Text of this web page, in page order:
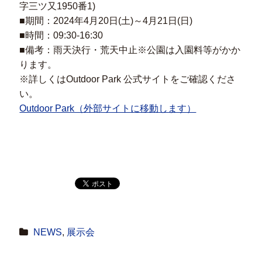
字三ツ又1950番1)
■期間：2024年4月20日(土)～4月21日(日)
■時間：09:30-16:30
■備考：雨天決行・荒天中止※公園は入園料等がかか
ります。
※詳しくはOutdoor Park 公式サイトをご確認くださ
い。
Outdoor Park（外部サイトに移動します）
NEWS, 展示会